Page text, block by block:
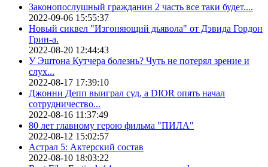
Законопослушный гражданин 2 часть все таки будет....
2022-09-06 15:55:37
Новый сиквел "Изгоняющий дьявола" от Дэвида Гордон
Грин-а.
2022-08-20 12:44:43
У Эштона Кутчера болезнь? Чуть не потерял зрение и
слух...
2022-08-17 17:39:10
Джонни Депп выиграл суд, а DIOR опять начал
сотрудничество...
2022-08-16 11:37:49
80 лет главному герою фильма "ПИЛА"
2022-08-12 15:02:57
Астрал 5: Актерский состав
2022-08-10 18:03:22